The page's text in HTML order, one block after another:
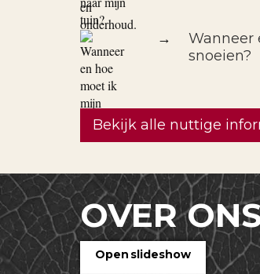
→
Wanneer
snoeien?
Bekijk alle nuttige
OVER
Open slideshow